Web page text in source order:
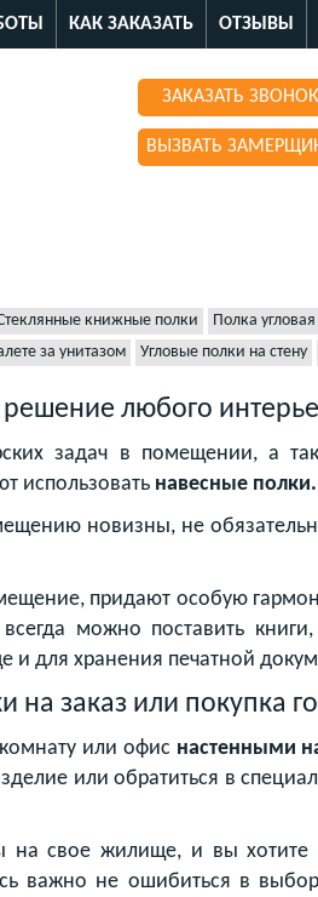
КАК ЗАКАЗАТЬ ОТЗЫВЫ
ЗАКАЗАТЬ ЗВОНОК
ВЫЗВАТЬ
книжные полки Полка
за унитазом Угловые полки на стену
любого
задач в помещении, а
использовать навесные полки.
новизны, не
придают особую
можно поставить
и для хранения печатной
на заказ или покупка
или офис настенными
или обратиться в
на свое жилище, и вы
важно не ошибиться в